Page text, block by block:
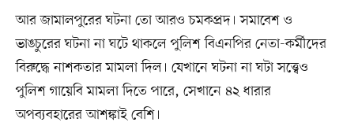
আর জামালপুরের ঘটনা তো আরও চমকপ্রদ। সমাবেশ ও
ভাঙচুরের ঘটনা না ঘটে থাকলে পুলিশ বিএনপির নেতা-কর্মীদের
বিরুদ্ধে নাশকতার মামলা দিল। যেখানে ঘটনা না ঘটা সত্ত্বেও
পুলিশ গায়েবি মামলা দিতে পারে, সেখানে ৪২ ধারার
অপব্যবহারের আশঙ্কাই বেশি।